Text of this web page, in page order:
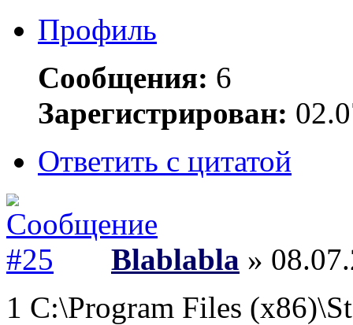
Профиль
Сообщения: 6
Зарегистрирован:
Ответить с цитатой
Blablabla »
1 C:\Program Files